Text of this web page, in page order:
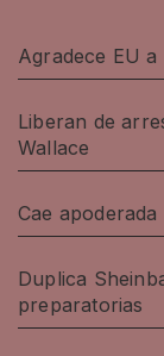
Agradece EU
Liberan de
Wallace
Cae
Duplica
preparatorias